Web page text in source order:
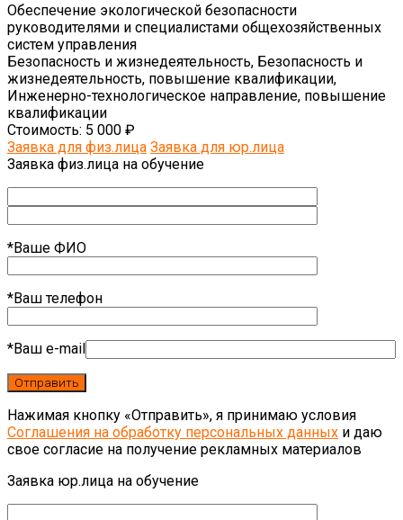
Обеспечение экологической безопасности
руководителями и специалистами общехозяйственных
систем управления
Безопасность и жизнедеятельность, Безопасность и
жизнедеятельность, повышение квалификации,
Инженерно-технологическое направление, повышение
квалификации
Стоимость: 5 000 ₽
Заявка для физ.лица Заявка для юр.лица
Заявка физ.лица на обучение
*Ваше ФИО
*Ваш телефон
*Ваш e-mail
Нажимая кнопку «Отправить», я принимаю условия
Соглашения на обработку персональных данных и даю
свое согласие на получение рекламных материалов
Заявка юр.лица на обучение